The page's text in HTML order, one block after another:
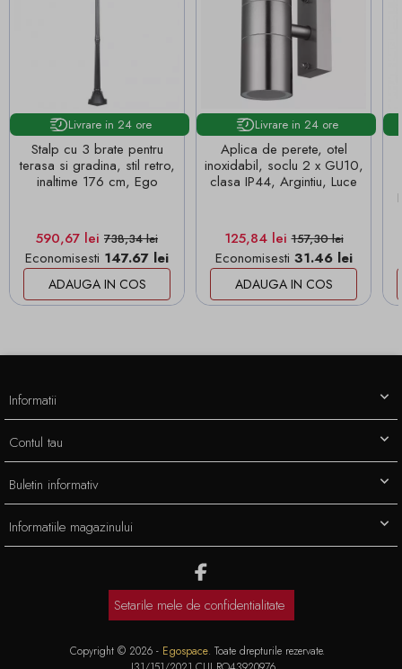
Livrare in 24 ore
Stalp cu 3 brate pentru
terasa si gradina, stil retro,
inaltime 176 cm, Ego
Pret
590,67 lei Pret de baza
738,34 lei
Economisesti 147.67 lei
ADAUGA IN COS
Livrare in 24 ore
Aplica de perete, otel
inoxidabil, soclu 2 x GU10,
clasa IP44, Argintiu, Luce
Pret
125,84 leiPret de baza
157,30 lei
Economisesti 31.46 lei
ADAUGA IN COS
Informatiile magazinului
Informatii
Contul tau
Buletin informativ
Setarile mele de confidentialitate
Copyright © 2026 - Egospace. Toate drepturile rezervate.